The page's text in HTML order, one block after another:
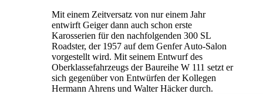
Mit einem Zeitversatz von nur einem Jahr
entwirft Geiger dann auch schon erste
Karosserien für den nachfolgenden 300 SL
Roadster, der 1957 auf dem Genfer Auto-Salon
vorgestellt wird. Mit seinem Entwurf des
Oberklassefahrzeugs der Baureihe W 111 setzt er
sich gegenüber von Entwürfen der Kollegen
Hermann Ahrens und Walter Häcker durch.